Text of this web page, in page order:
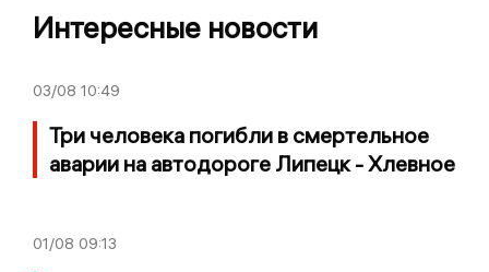
Интересные новости
03/08 10:49
Три человека погибли в смертельное
аварии на автодороге Липецк - Хлевное
01/08 09:13